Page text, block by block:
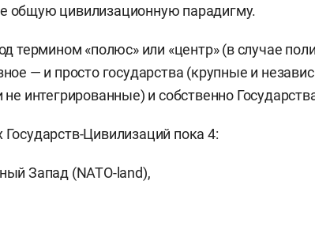
общую цивилизационную парадигму.
термином «полюс» или «центр» (в случае
— и просто государства (крупные и
не интегрированные) и собственно
Цивилизаций пока 4:
Запад (NATO-land),